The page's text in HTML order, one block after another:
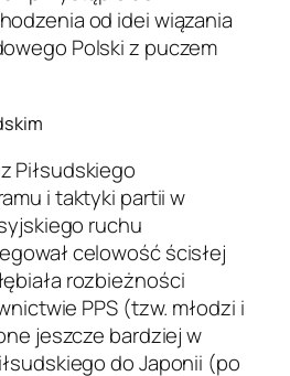
od idei wiązania
Polski z puczem
Piłsudskiego
i taktyki partii w
ruchu
celowość ścisłej
rozbieżności
PPS (tzw. młodzi i
jeszcze bardziej w
do Japonii (po